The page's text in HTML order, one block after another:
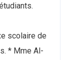
scolaire de
* Mme Al-